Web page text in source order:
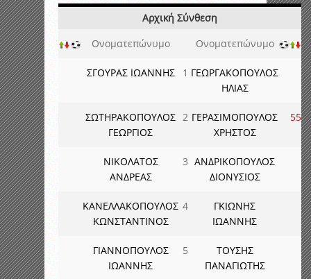
Αρχική Σύνθεση
Ονοματεπώνυμο
Ονοματεπώνυμο
ΣΓΟΥΡΑΣ ΙΩΑΝΝΗΣ 1 ΓΕΩΡΓΑΚΟΠΟΥΛΟΣ
ΗΛΙΑΣ
ΣΩΤΗΡΑΚΟΠΟΥΛΟΣ
ΓΕΩΡΓΙΟΣ
2 ΓΕΡΑΣΙΜΟΠΟΥΛΟΣ
ΧΡΗΣΤΟΣ
55
ΝΙΚΟΛΑΤΟΣ
ΑΝΔΡΕΑΣ
3 ΑΝΔΡΙΚΟΠΟΥΛΟΣ
ΔΙΟΝΥΣΙΟΣ
ΚΑΝΕΛΛΑΚΟΠΟΥΛΟΣ
ΚΩΝΣΤΑΝΤΙΝΟΣ
4
ΓΚΙΩΝΗΣ
ΙΩΑΝΝΗΣ
ΓΙΑΝΝΟΠΟΥΛΟΣ
ΙΩΑΝΝΗΣ
5
ΤΟΥΣΗΣ
ΠΑΝΑΓΙΩΤΗΣ